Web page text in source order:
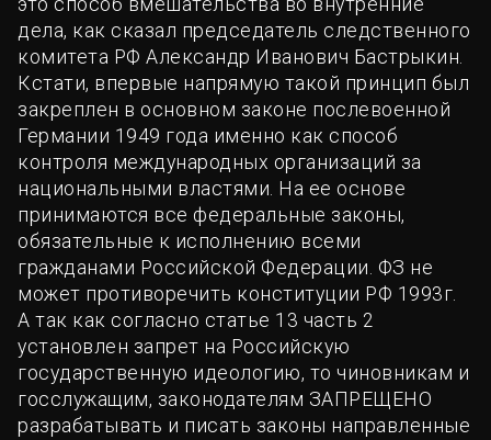
это способ вмешательства во внутренние
дела, как сказал председатель следственного
комитета РФ Александр Иванович Бастрыкин.
Кстати, впервые напрямую такой принцип был
закреплен в основном законе послевоенной
Германии 1949 года именно как способ
контроля международных организаций за
национальными властями. На ее основе
принимаются все федеральные законы,
обязательные к исполнению всеми
гражданами Российской Федерации. ФЗ не
может противоречить конституции РФ 1993г.
А так как согласно статье 13 часть 2
установлен запрет на Российскую
государственную идеологию, то чиновникам и
госслужащим, законодателям ЗАПРЕЩЕНО
разрабатывать и писать законы направленные